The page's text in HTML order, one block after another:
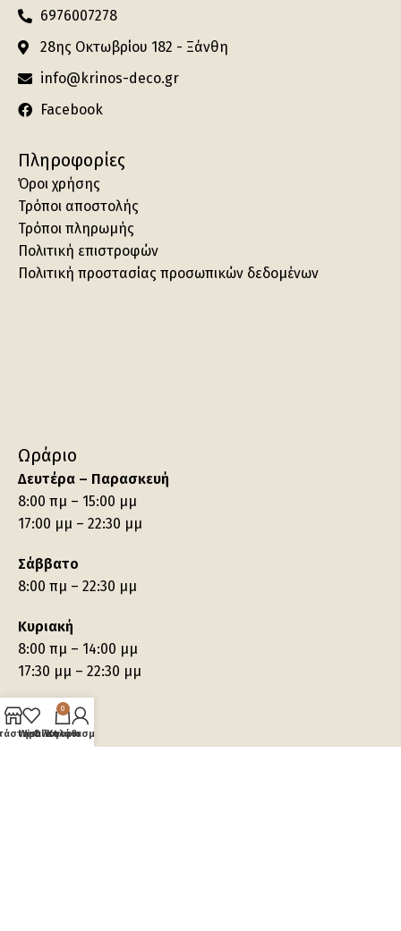
6976007278
28ης Οκτωβρίου 182 - Ξάνθη
info@krinos-deco.gr
Facebook
Πληροφορίες
Όροι χρήσης
Τρόποι αποστολής
Τρόποι πληρωμής
Πολιτική επιστροφών
Πολιτική προστασίας προσωπικών δεδομένων
Ωράριο
Δευτέρα – Παρασκευή
8:00 πμ – 15:00 μμ
17:00 μμ – 22:30 μμ
Σάββατο
8:00 πμ – 22:30 μμ
Κυριακή
8:00 πμ – 14:00 μμ
17:30 μμ – 22:30 μμ
Wishlist
0
Καλάθι
Ο λογαριασμός μου